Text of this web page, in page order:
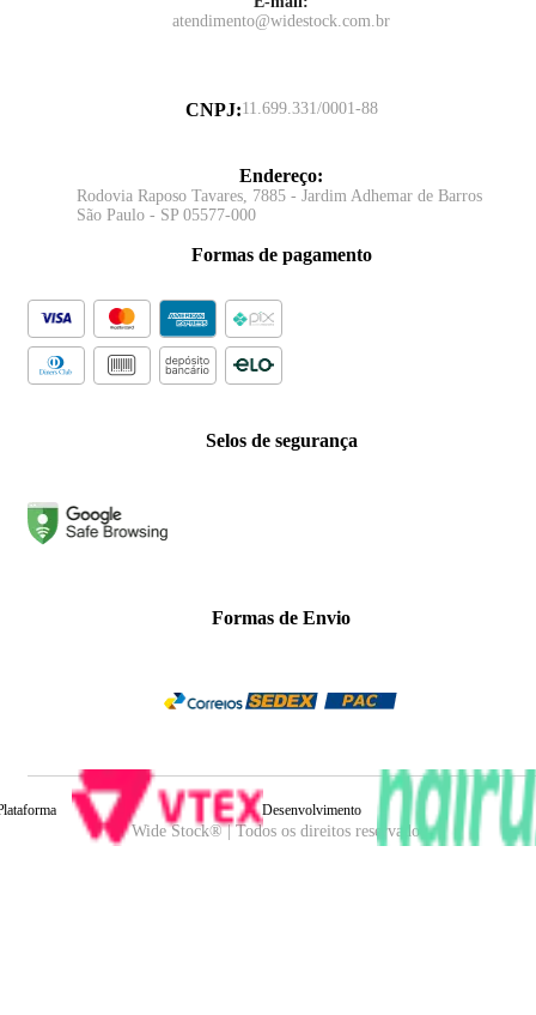
atendimento@widestock.com.br
CNPJ:11.699.331/0001-88
Endereço:
Rodovia Raposo Tavares, 7885 - Jardim Adhemar de Barros
São Paulo - SP 05577-000
Formas de pagamento
Selos de segurança
Formas de Envio
Wide Stock® | Todos os direitos reservados.
Desenvolvimento